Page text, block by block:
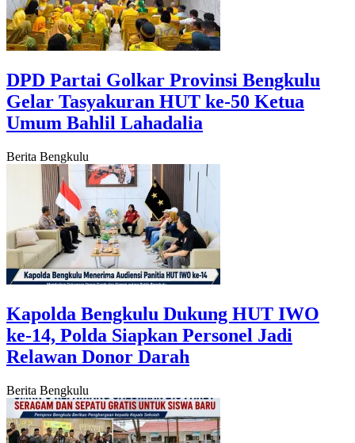
‎DPD Partai Golkar Provinsi Bengkulu
Gelar Tasyakuran HUT ke-50 Ketua
Umum Bahlil Lahadalia
Berita Bengkulu
Kapolda Bengkulu Dukung HUT IWO
ke-14, Polda Siapkan Personel Jadi
Relawan Donor Darah
Berita Bengkulu